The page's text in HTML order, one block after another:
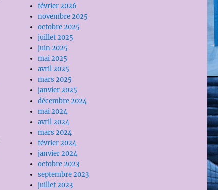
février 2026
novembre 2025
octobre 2025
juillet 2025
juin 2025
mai 2025
avril 2025
mars 2025
janvier 2025
décembre 2024
mai 2024
avril 2024
mars 2024
février 2024
janvier 2024
octobre 2023
septembre 2023
juillet 2023